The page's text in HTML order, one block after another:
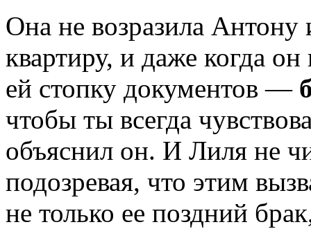
Она не возразила Антону
квартиру, и даже когда
ей стопку документов —
чтобы ты всегда
объяснил он. И Лиля не
подозревая, что этим
не только ее поздний